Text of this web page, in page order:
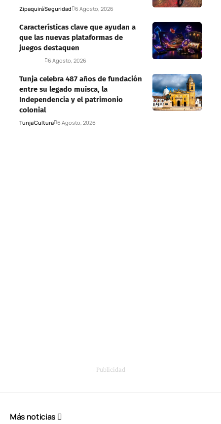
ZipaquiráSeguridad 6 Agosto, 2026
Características clave que ayudan a
que las nuevas plataformas de
juegos destaquen
6 Agosto, 2026
Tunja celebra 487 años de fundación
entre su legado muisca, la
Independencia y el patrimonio
colonial
TunjaCultura 6 Agosto, 2026
- Publicidad -
Más noticias